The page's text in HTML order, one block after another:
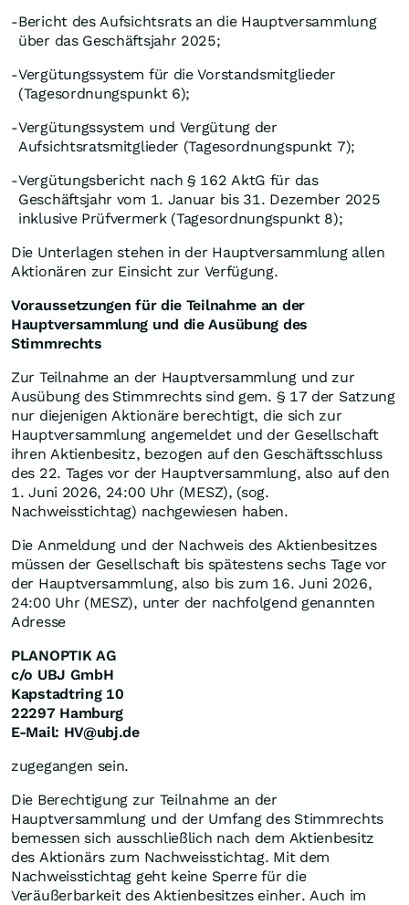
-Bericht des Aufsichtsrats an die Hauptversammlung
über das Geschäftsjahr 2025;
-Vergütungssystem für die Vorstandsmitglieder
(Tagesordnungspunkt 6);
-Vergütungssystem und Vergütung der
Aufsichtsratsmitglieder (Tagesordnungspunkt 7);
-Vergütungsbericht nach § 162 AktG für das
Geschäftsjahr vom 1. Januar bis 31. Dezember 2025
inklusive Prüfvermerk (Tagesordnungspunkt 8);
Die Unterlagen stehen in der Hauptversammlung allen
Aktionären zur Einsicht zur Verfügung.
Voraussetzungen für die Teilnahme an der
Hauptversammlung und die Ausübung des
Stimmrechts
Zur Teilnahme an der Hauptversammlung und zur
Ausübung des Stimmrechts sind gem. § 17 der Satzung
nur diejenigen Aktionäre berechtigt, die sich zur
Hauptversammlung angemeldet und der Gesellschaft
ihren Aktienbesitz, bezogen auf den Geschäftsschluss
des 22. Tages vor der Hauptversammlung, also auf den
1. Juni 2026, 24:00 Uhr (MESZ), (sog.
Nachweisstichtag) nachgewiesen haben.
Die Anmeldung und der Nachweis des Aktienbesitzes
müssen der Gesellschaft bis spätestens sechs Tage vor
der Hauptversammlung, also bis zum 16. Juni 2026,
24:00 Uhr (MESZ), unter der nachfolgend genannten
Adresse
PLANOPTIK AG
c/o UBJ GmbH
Kapstadtring 10
22297 Hamburg
E-Mail: HV@ubj.de
zugegangen sein.
Die Berechtigung zur Teilnahme an der
Hauptversammlung und der Umfang des Stimmrechts
bemessen sich ausschließlich nach dem Aktienbesitz
des Aktionärs zum Nachweisstichtag. Mit dem
Nachweisstichtag geht keine Sperre für die
Veräußerbarkeit des Aktienbesitzes einher. Auch im